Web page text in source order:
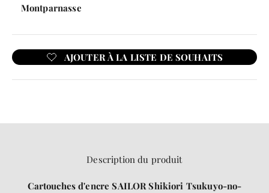
Montparnasse
Description du produit
Cartouches d'encre SAILOR Shikiori Tsukuyo-no-